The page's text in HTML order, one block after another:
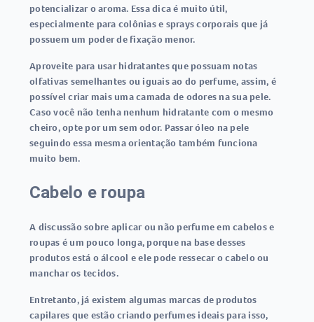
potencializar o aroma. Essa dica é muito útil,
especialmente para colônias e sprays corporais que já
possuem um poder de fixação menor.
Aproveite para usar hidratantes que possuam notas
olfativas semelhantes ou iguais ao do perfume, assim, é
possível criar mais uma camada de odores na sua pele.
Caso você não tenha nenhum hidratante com o mesmo
cheiro, opte por um sem odor. Passar óleo na pele
seguindo essa mesma orientação também funciona
muito bem.
Cabelo e roupa
A discussão sobre aplicar ou não perfume em cabelos e
roupas é um pouco longa, porque na base desses
produtos está o álcool e ele pode ressecar o cabelo ou
manchar os tecidos.
Entretanto, já existem algumas marcas de produtos
capilares que estão criando perfumes ideais para isso,